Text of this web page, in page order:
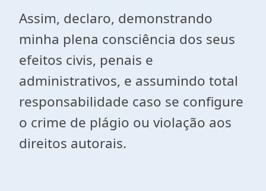
Assim, declaro, demonstrando
minha plena consciência dos seus
efeitos civis, penais e
administrativos, e assumindo total
responsabilidade caso se configure
o crime de plágio ou violação aos
direitos autorais.